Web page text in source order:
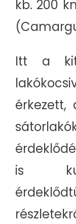
kb. 200
Itt a
érkezett,
is